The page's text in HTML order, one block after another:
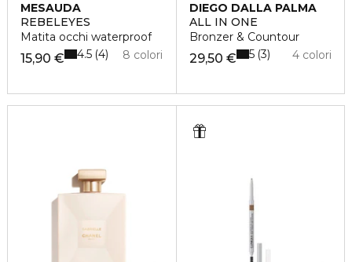
MESAUDA
REBELEYES
Matita occhi waterproof
15,90 € 8 colori
4.5 4
DIEGO DALLA PALMA
ALL IN ONE
Bronzer & Countour
29,50 € 4 colori
5 3